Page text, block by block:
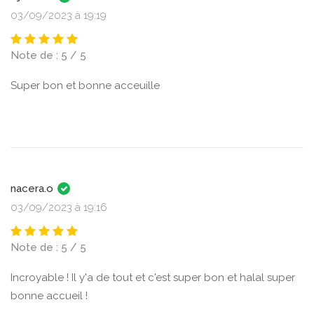
03/09/2023 à 19:19
Note de : 5 / 5
Super bon et bonne acceuille
nacera.o
03/09/2023 à 19:16
Note de : 5 / 5
Incroyable ! Il y'a de tout et c'est super bon et halal super
bonne accueil !